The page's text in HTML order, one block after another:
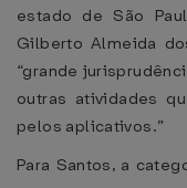
estado de São
Gilberto Almeida
“grande
outras atividades
pelos aplicativos.”
Para Santos, a